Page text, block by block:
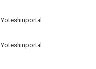
Yoteshinportal
Yoteshinportal